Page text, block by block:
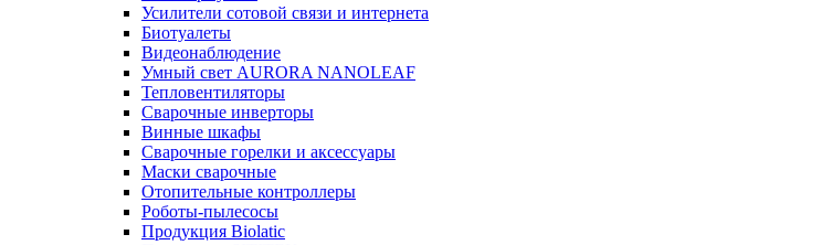
Усилители сотовой связи и интернета
Биотуалеты
Видеонаблюдение
Умный свет AURORA NANOLEAF
Тепловентиляторы
Сварочные инверторы
Винные шкафы
Сварочные горелки и аксессуары
Маски сварочные
Отопительные контроллеры
Роботы-пылесосы
Продукция Biolatic